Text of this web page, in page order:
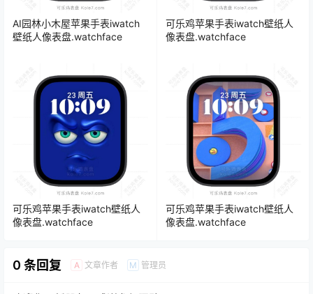
AI园林小木屋苹果手表iwatch
壁纸人像表盘.watchface
可乐鸡苹果手表iwatch壁纸人
像表盘.watchface
可乐鸡苹果手表iwatch壁纸人
像表盘.watchface
可乐鸡苹果手表iwatch壁纸人
像表盘.watchface
0 条回复 A 文章作者 M 管理员